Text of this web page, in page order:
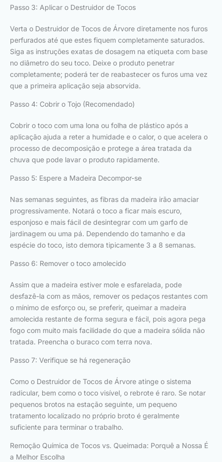
Passo 3: Aplicar o Destruidor de Tocos
Verta o Destruidor de Tocos de Árvore diretamente nos furos
perfurados até que estes fiquem completamente saturados.
Siga as instruções exatas de dosagem na etiqueta com base
no diâmetro do seu toco. Deixe o produto penetrar
completamente; poderá ter de reabastecer os furos uma vez
que a primeira aplicação seja absorvida.
Passo 4: Cobrir o Tojo (Recomendado)
Cobrir o toco com uma lona ou folha de plástico após a
aplicação ajuda a reter a humidade e o calor, o que acelera o
processo de decomposição e protege a área tratada da
chuva que pode lavar o produto rapidamente.
Passo 5: Espere a Madeira Decompor-se
Nas semanas seguintes, as fibras da madeira irão amaciar
progressivamente. Notará o toco a ficar mais escuro,
esponjoso e mais fácil de desintegrar com um garfo de
jardinagem ou uma pá. Dependendo do tamanho e da
espécie do toco, isto demora tipicamente 3 a 8 semanas.
Passo 6: Remover o toco amolecido
Assim que a madeira estiver mole e esfarelada, pode
desfazê-la com as mãos, remover os pedaços restantes com
o mínimo de esforço ou, se preferir, queimar a madeira
amolecida restante de forma segura e fácil, pois agora pega
fogo com muito mais facilidade do que a madeira sólida não
tratada. Preencha o buraco com terra nova.
Passo 7: Verifique se há regeneração
Como o Destruidor de Tocos de Árvore atinge o sistema
radicular, bem como o toco visível, o rebrote é raro. Se notar
pequenos brotos na estação seguinte, um pequeno
tratamento localizado no próprio broto é geralmente
suficiente para terminar o trabalho.
Remoção Química de Tocos vs. Queimada: Porquê a Nossa É
a Melhor Escolha